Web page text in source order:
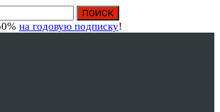
на годовую подписку!